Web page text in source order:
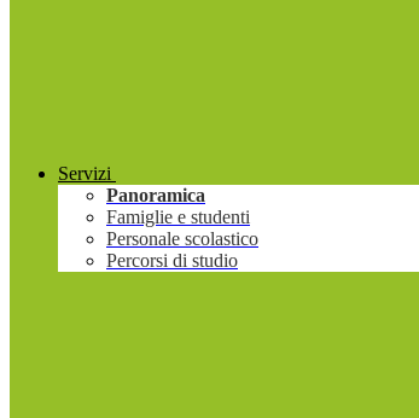
Servizi
Panoramica
Famiglie e studenti
Personale scolastico
Percorsi di studio